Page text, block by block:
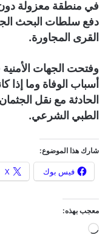
في منطقة معزولة
دفع سلطات البحث
القرى المجاورة.
وفتحت الجهات
أسباب الوفاة وما إذا
الحادثة مع نقل
الطبي الشرعي.
شارك هذا الموضوع:
فيس بوك X
معجب بهذه: